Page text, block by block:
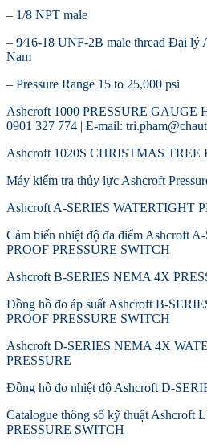
– 1/8 NPT male
– 9⁄16-18 UNF-2B male thread Đại lý
Nam
– Pressure Range 15 to 25,000 psi
Ashcroft 1000 PRESSURE GAUGE
0901 327 774 | E-mail:
Ashcroft 1020S CHRISTMAS TREE
Máy kiểm tra thủy lực Ashcroft
Ashcroft A-SERIES WATERTIGHT
Cảm biến nhiệt độ đa điểm Ashcroft
PROOF PRESSURE SWITCH
Ashcroft B-SERIES NEMA 4X
Đồng hồ đo áp suất Ashcroft B-
PROOF PRESSURE SWITCH
Ashcroft D-SERIES NEMA 4X
PRESSURE
Đồng hồ đo nhiệt độ Ashcroft D-
Catalogue thông số kỹ thuật Ashcroft
PRESSURE SWITCH